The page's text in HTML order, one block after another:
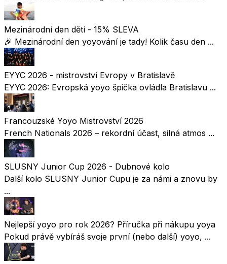
Mezinárodní den dětí - 15% SLEVA
🎉 Mezinárodní den yoyování je tady! Kolik času den ...
EYYC 2026 - mistrovství Evropy v Bratislavě
EYYC 2026: Evropská yoyo špička ovládla Bratislavu ...
Francouzské Yoyo Mistrovství 2026
French Nationals 2026 – rekordní účast, silná atmos ...
SLUSNY Junior Cup 2026 - Dubnové kolo
Další kolo SLUSNY Junior Cupu je za námi a znovu by
...
Nejlepší yoyo pro rok 2026? Příručka při nákupu yoya
Pokud právě vybíráš svoje první (nebo další) yoyo, ...